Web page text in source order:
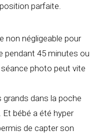
parfaite.
non négligeable pour
pendant 45 minutes ou
photo peut vite
dans la poche
bébé a été hyper
de capter son